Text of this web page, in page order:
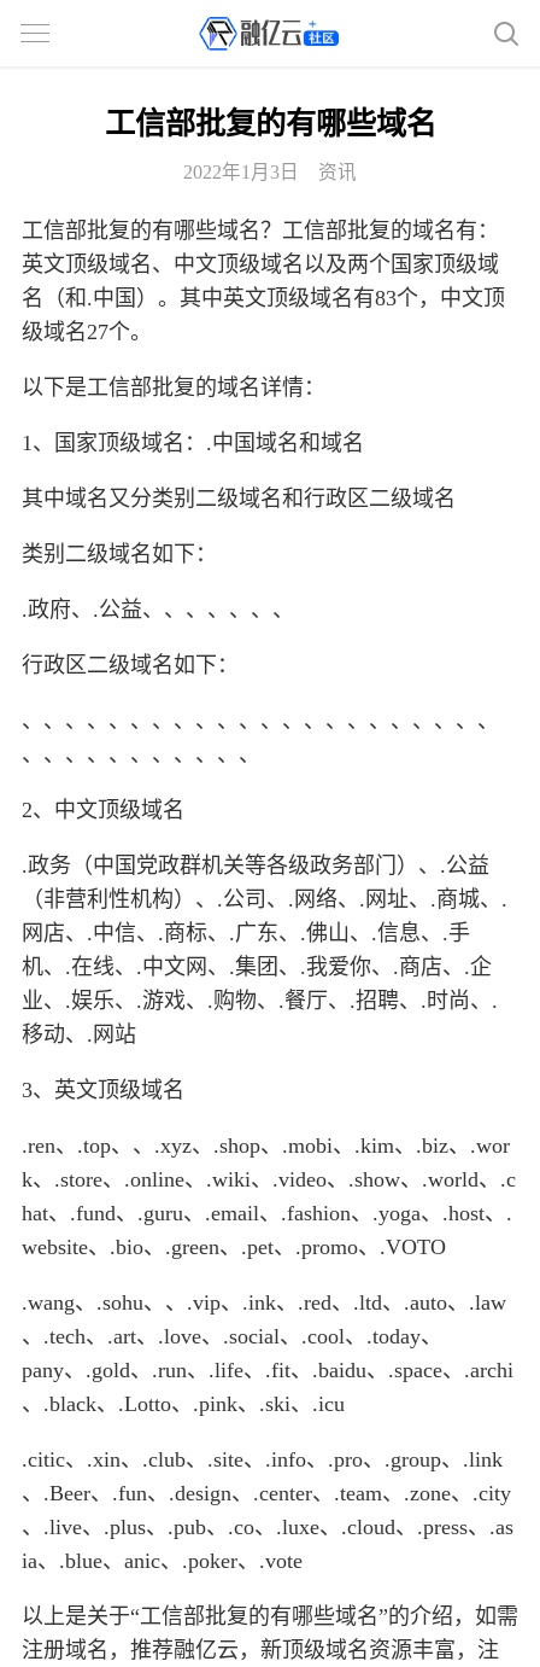
工信部批复的有哪些域名
2022年1月3日 资讯
工信部批复的有哪些域名？工信部批复的域名有：
英文顶级域名、中文顶级域名以及两个国家顶级域
名（和.中国）。其中英文顶级域名有83个，中文顶
级域名27个。
以下是工信部批复的域名详情：
1、国家顶级域名：.中国域名和域名
其中域名又分类别二级域名和行政区二级域名
类别二级域名如下：
.政府、.公益、、、、、、、
行政区二级域名如下：
、、、、、、、、、、、、、、、、、、、、、、
、、、、、、、、、、、
2、中文顶级域名
.政务（中国党政群机关等各级政务部门）、.公益
（非营利性机构）、.公司、.网络、.网址、.商城、.
网店、.中信、.商标、.广东、.佛山、.信息、.手
机、.在线、.中文网、.集团、.我爱你、.商店、.企
业、.娱乐、.游戏、.购物、.餐厅、.招聘、.时尚、.
移动、.网站
3、英文顶级域名
.ren、.top、、.xyz、.shop、.mobi、.kim、.biz、.wor
k、.store、.online、.wiki、.video、.show、.world、.c
hat、.fund、.guru、.email、.fashion、.yoga、.host、.
website、.bio、.green、.pet、.promo、.VOTO
.wang、.sohu、、.vip、.ink、.red、.ltd、.auto、.law
、.tech、.art、.love、.social、.cool、.today、
pany、.gold、.run、.life、.fit、.baidu、.space、.archi
、.black、.Lotto、.pink、.ski、.icu
.citic、.xin、.club、.site、.info、.pro、.group、.link
、.Beer、.fun、.design、.center、.team、.zone、.city
、.live、.plus、.pub、.co、.luxe、.cloud、.press、.as
ia、.blue、anic、.poker、.vote
以上是关于“工信部批复的有哪些域名”的介绍，如需
注册域名，推荐融亿云，新顶级域名资源丰富，注